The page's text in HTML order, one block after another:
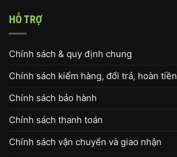
HỖ TRỢ
Chính sách & quy định chung
Chính sách kiểm hàng, đổi trả, hoàn tiền
Chính sách bảo hành
Chính sách thanh toán
Chính sách vận chuyển và giao nhận